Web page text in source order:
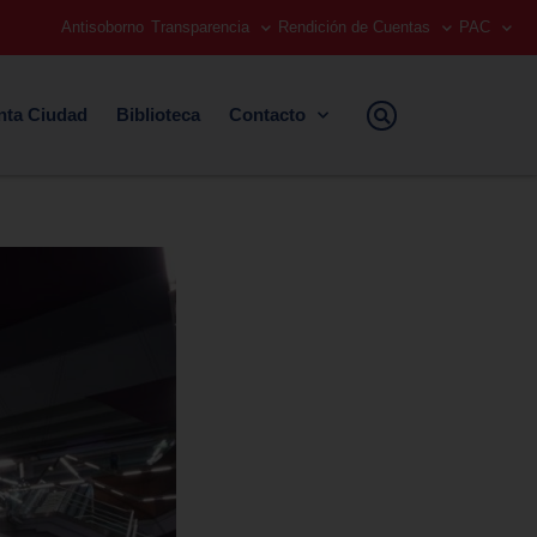
Antisoborno Transparencia Rendición de Cuentas PAC
Ciudad Biblioteca Contacto